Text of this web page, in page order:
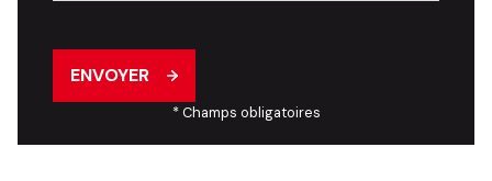
ENVOYER
* Champs obligatoires